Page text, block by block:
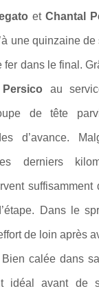
etChantal
une quinzaine
fer dans le final.
au
de tête
d’avance.
derniers
Dans le
de loin après
Bien calée dans
idéal avant de